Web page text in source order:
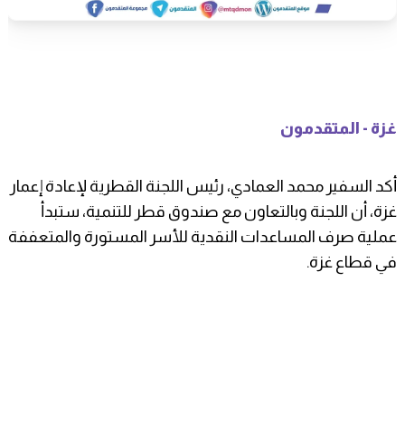
غزة - المتقدمون
أكد السفير محمد العمادي، رئيس اللجنة القطرية لإعادة إعمار
غزة، أن اللجنة وبالتعاون مع صندوق قطر للتنمية، ستبدأ
عملية صرف المساعدات النقدية للأسر المستورة والمتعففة
في قطاع غزة.